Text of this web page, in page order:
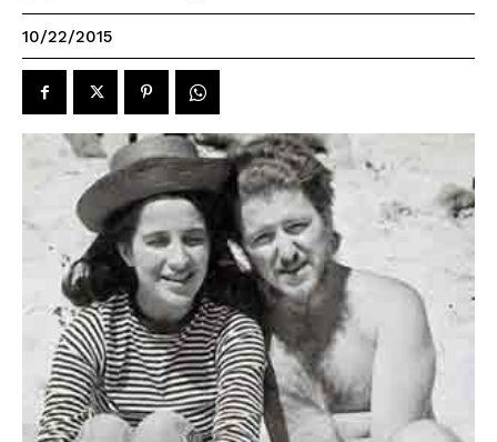
10/22/2015